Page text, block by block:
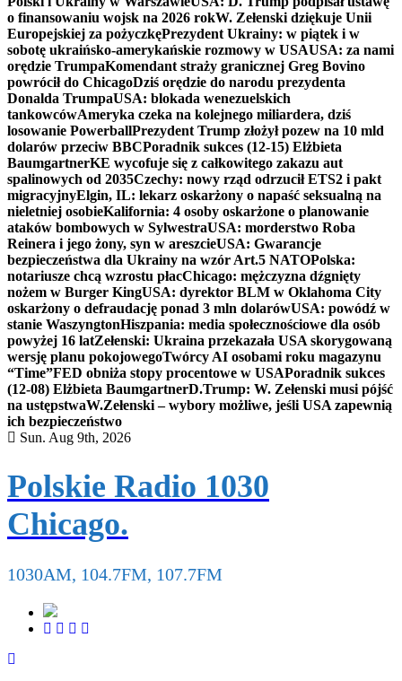
o finansowaniu wojsk na 2026 rokW. Zełenski dziękuje Unii
Europejskiej za pożyczkęPrezydent Ukrainy: w piątek i w
sobotę ukraińsko-amerykańskie rozmowy w USAUSA: za nami
orędzie TrumpaKomendant straży granicznej Greg Bovino
powrócił do ChicagoDziś orędzie do narodu prezydenta
Donalda TrumpaUSA: blokada wenezuelskich
tankowcówAmeryka czeka na kolejnego miliardera, dziś
losowanie PowerballPrezydent Trump złożył pozew na 10 mld
dolarów przeciw BBCPoradnik sukces (12-15) Elżbieta
BaumgartnerKE wycofuje się z całkowitego zakazu aut
spalinowych od 2035Czechy: nowy rząd odrzucił ETS2 i pakt
migracyjnyElgin, IL: lekarz oskarżony o napaść seksualną na
nieletniej osobieKalifornia: 4 osoby oskarżone o planowanie
ataków bombowych w SylwestraUSA: morderstwo Roba
Reinera i jego żony, syn w areszcieUSA: Gwarancje
bezpieczeństwa dla Ukrainy na wzór Art.5 NATOPolska:
notariusze chcą wzrostu płacChicago: mężczyzna dźgnięty
nożem w Burger KingUSA: dyrektor BLM w Oklahoma City
oskarżony o defraudację ponad 3 mln dolarówUSA: powódź w
stanie WaszyngtonHiszpania: media społecznościowe dla osób
powyżej 16 latZełenski: Ukraina przekazała USA skorygowaną
wersję planu pokojowegoTwórcy AI osobami roku magazynu
“Time”FED obniża stopy procentowe w USAPoradnik sukces
(12-08) Elżbieta BaumgartnerD.Trump: W. Zełenski musi pójść
na ustępstwaW.Zełenski – wybory możliwe, jeśli USA zapewnią
ich bezpieczeństwo
Sun. Aug 9th, 2026
Polskie Radio 1030
Chicago.
1030AM, 104.7FM, 107.7FM